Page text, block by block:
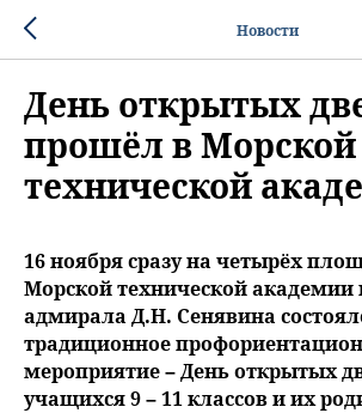
Новости
День открытых
прошёл в Морской
технической
16 ноября сразу на четырёх
Морской технической
адмирала Д.Н. Сенявина
традиционное
мероприятие – День открытых
учащихся 9 – 11 классов и их